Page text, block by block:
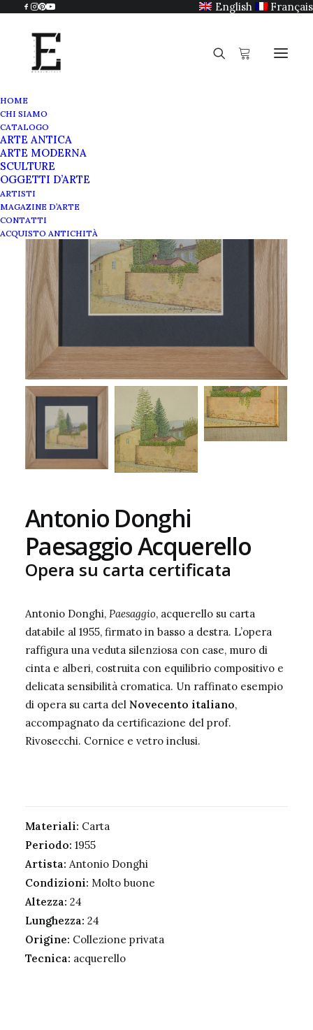
English Français
HOME
CHI SIAMO
CATALOGO
ARTE ANTICA
ARTE MODERNA
SCULTURE
OGGETTI D’ARTE
ARTISTI
MAGAZINE D’ARTE
CONTATTI
ACQUISTO ANTICHITÀ
Antonio Donghi
Paesaggio Acquerello
Opera su carta certificata
Antonio Donghi, Paesaggio, acquerello su carta
databile al 1955, firmato in basso a destra. L’opera
raffigura una veduta silenziosa con case, muro di
cinta e alberi, costruita con equilibrio compositivo e
delicata sensibilità cromatica. Un raffinato esempio
di opera su carta del Novecento italiano,
accompagnato da certificazione del prof.
Rivosecchi. Cornice e vetro inclusi.
Materiali: Carta
Periodo: 1955
Artista: Antonio Donghi
Condizioni: Molto buone
Altezza: 24
Lunghezza: 24
Origine: Collezione privata
Tecnica: acquerello